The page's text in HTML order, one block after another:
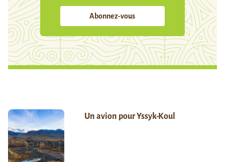
Abonnez-vous
Un avion pour Yssyk-Koul